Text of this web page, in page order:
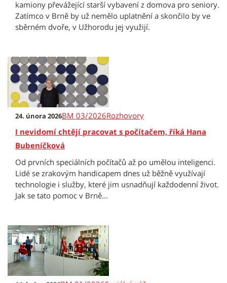
kamiony převážející starší vybavení z domova pro seniory.
Zatímco v Brně by už nemělo uplatnění a skončilo by ve
sběrném dvoře, v Užhorodu jej využijí.
24. února 2026BM 03/2026Rozhovory
I nevidomí chtějí pracovat s počítačem, říká Hana
Bubeníčková
Od prvních speciálních počítačů až po umělou inteligenci.
Lidé se zrakovým handicapem dnes už běžně využívají
technologie i služby, které jim usnadňují každodenní život.
Jak se tato pomoc v Brně...